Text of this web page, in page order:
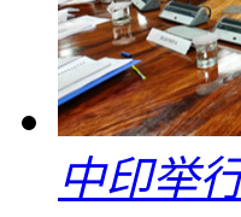
中印举